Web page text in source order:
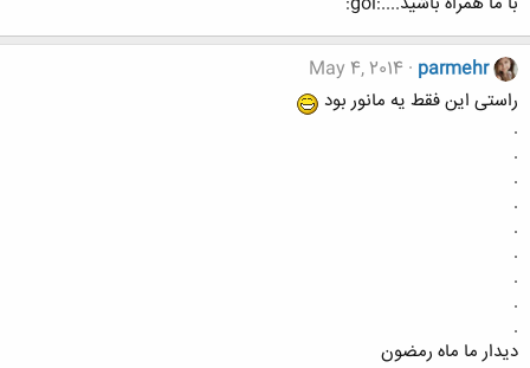
parmehr
May 4, 2014
راستی این فقط یه مانور بود
.
.
.
.
.
.
.
.
.
دیدار ما ماه رمضون